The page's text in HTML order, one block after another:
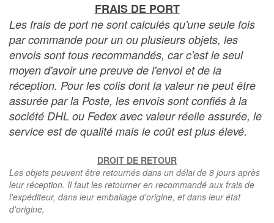
FRAIS DE PORT
Les frais de port ne sont calculés qu'une seule fois
par commande pour un ou plusieurs objets, les
envois sont tous recommandés, car c'est le seul
moyen d'avoir une preuve de l'envoi et de la
réception. Pour les colis dont la valeur ne peut être
assurée par la Poste, les envois sont confiés à la
société DHL ou Fedex avec valeur réelle assurée, le
service est de qualité mais le coût est plus élevé.
DROIT DE RETOUR
Les objets peuvent être retournés dans un délai de 8 jours après
leur réception. Il faut les retourner en recommandé aux frais de
l'expéditeur, dans leur emballage d'origine, et dans leur état
d'origine,